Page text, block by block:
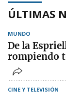
ÚLTIMAS
MUNDO
De la
rompiendo
CINE Y TELEVISIÓN